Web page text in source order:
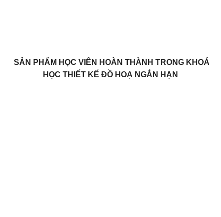
SẢN PHẨM HỌC VIÊN HOÀN THÀNH TRONG KHOÁ
HỌC THIẾT KẾ ĐỒ HOẠ NGẮN HẠN